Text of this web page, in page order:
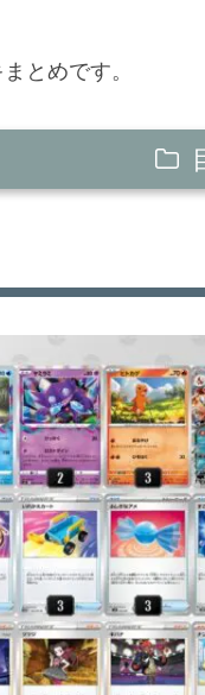
とめです。
ックウザV